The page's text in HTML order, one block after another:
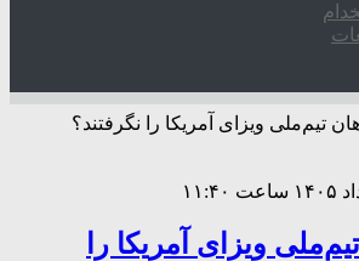
تیم‌ملی ویزای آمریکا را نگرفتند؟
ویزای آمریکا را